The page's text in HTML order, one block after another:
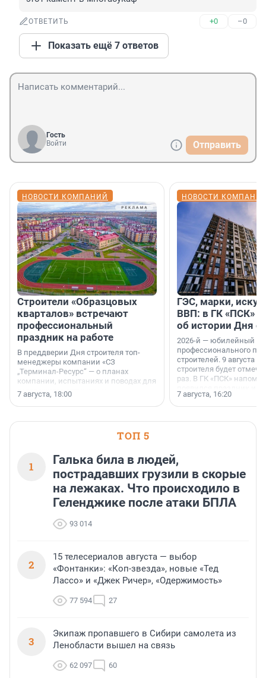
ОТВЕТИТЬ +0 –0
Показать ещё 7 ответов
Гость
Войти
Отправить
НОВОСТИ КОМПАНИЙ
Строители «Образцовых
кварталов» встречают
профессиональный
праздник на работе
В преддверии Дня строителя топ-
менеджеры компании «СЗ
„Терминал-Ресурс“ — о планах
компании, испытаниях и поводах для
осторожного оптимизма.
7 августа, 18:00
НОВОСТИ
ГЭС, марки,
ВВП: в ГК «ПСК»
об истории Дня
2026-й — юбилейный
профессионального
строителей. 9 августа
строителя будет
раз. В ГК «ПСК»
поменялась роль
7 августа, 16:20
ТОП 5
1
Галька била в людей,
пострадавших грузили в скорые
на лежаках. Что происходило в
Геленджике после атаки БПЛА
93 014
2
15 телесериалов августа — выбор
«Фонтанки»: «Коп-звезда», новые «Тед
Лассо» и «Джек Ричер», «Одержимость»
77 594 27
3
Экипаж пропавшего в Сибири самолета из
Ленобласти вышел на связь
62 097 60